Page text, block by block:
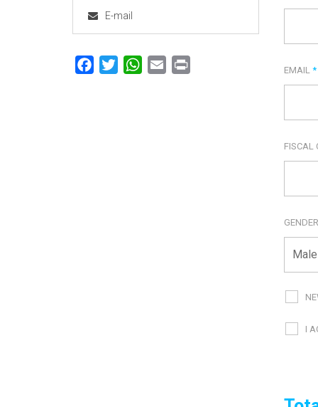
E-mail
FacebookTwitterWhatsApp
Email EMAIL *
FISCAL
I